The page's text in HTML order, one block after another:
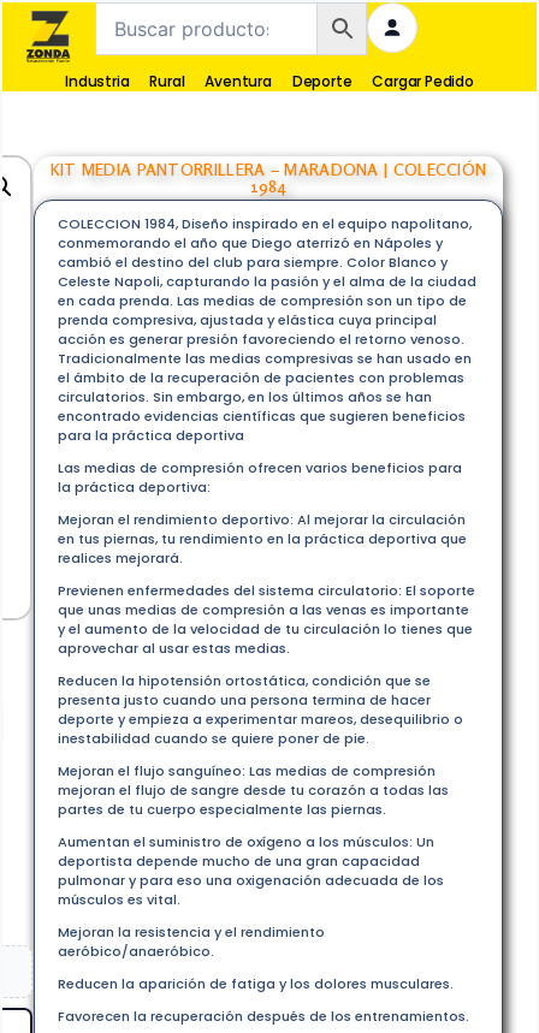
Industria Rural Aventura Deporte Cargar Pedido
KIT MEDIA PANTORRILLERA – MARADONA | COLECCIÓN
1984
COLECCION 1984, Diseño inspirado en el equipo napolitano,
conmemorando el año que Diego aterrizó en Nápoles y
cambió el destino del club para siempre. Color Blanco y
Celeste Napoli, capturando la pasión y el alma de la ciudad
en cada prenda. Las medias de compresión son un tipo de
prenda compresiva, ajustada y elástica cuya principal
acción es generar presión favoreciendo el retorno venoso.
Tradicionalmente las medias compresivas se han usado en
el ámbito de la recuperación de pacientes con problemas
circulatorios. Sin embargo, en los últimos años se han
encontrado evidencias científicas que sugieren beneficios
para la práctica deportiva
Las medias de compresión ofrecen varios beneficios para
la práctica deportiva:
Mejoran el rendimiento deportivo: Al mejorar la circulación
en tus piernas, tu rendimiento en la práctica deportiva que
realices mejorará.
Previenen enfermedades del sistema circulatorio: El soporte
que unas medias de compresión a las venas es importante
y el aumento de la velocidad de tu circulación lo tienes que
aprovechar al usar estas medias.
Reducen la hipotensión ortostática, condición que se
presenta justo cuando una persona termina de hacer
deporte y empieza a experimentar mareos, desequilibrio o
inestabilidad cuando se quiere poner de pie.
Mejoran el flujo sanguíneo: Las medias de compresión
mejoran el flujo de sangre desde tu corazón a todas las
partes de tu cuerpo especialmente las piernas.
Aumentan el suministro de oxígeno a los músculos: Un
deportista depende mucho de una gran capacidad
pulmonar y para eso una oxigenación adecuada de los
músculos es vital.
Mejoran la resistencia y el rendimiento
aeróbico/anaeróbico.
Reducen la aparición de fatiga y los dolores musculares.
Favorecen la recuperación después de los entrenamientos.